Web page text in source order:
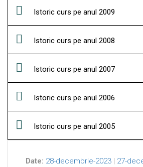
Istoric curs pe anul 2009
Istoric curs pe anul 2008
Istoric curs pe anul 2007
Istoric curs pe anul 2006
Istoric curs pe anul 2005
Date: 28-decembrie-2023 | 27-